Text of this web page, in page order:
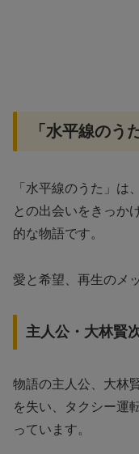
「水平線のう
「水平線のうた」は
との出会いをきっか
的な物語です。
愛と希望、再生のメ
主人公・大林賢
物語の主人公、大林
を失い、タクシー運
っています。